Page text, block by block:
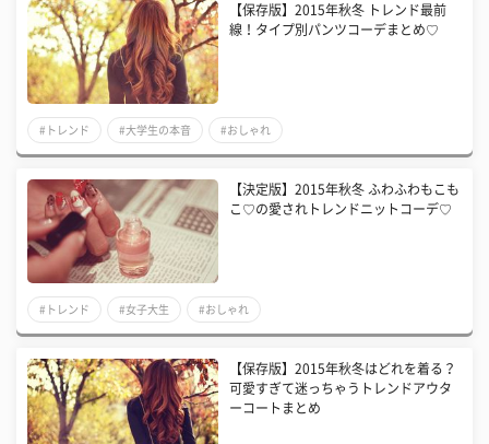
【保存版】2015年秋冬 トレンド最前
線！タイプ別パンツコーデまとめ♡
#トレンド #大学生の本音 #おしゃれ
【決定版】2015年秋冬 ふわふわもこも
こ♡の愛されトレンドニットコーデ♡
#トレンド #女子大生 #おしゃれ
【保存版】2015年秋冬はどれを着る？
可愛すぎて迷っちゃうトレンドアウタ
ーコートまとめ